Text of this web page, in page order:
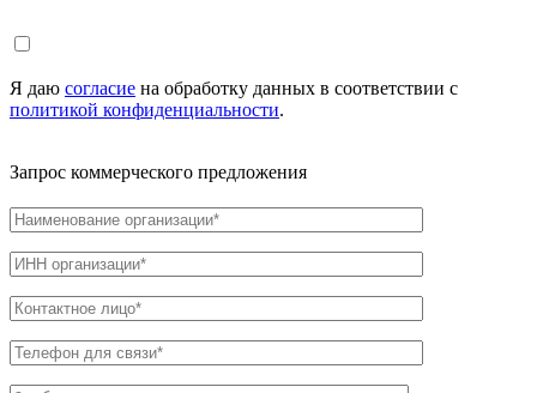
Я даю согласие на обработку данных в соответствии с
политикой конфиденциальности.
Запрос коммерческого предложения